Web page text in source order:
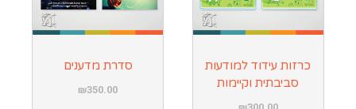
כרזות עידוד למודעות
סביבתית וקיימות
סדרת מדענים
₪350.00